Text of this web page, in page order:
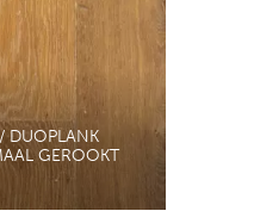
DUOPLANK
GEROOKT